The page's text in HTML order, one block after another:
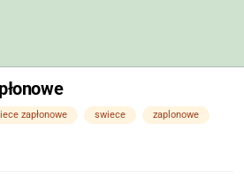
zapłonowe swiece zaplonowe